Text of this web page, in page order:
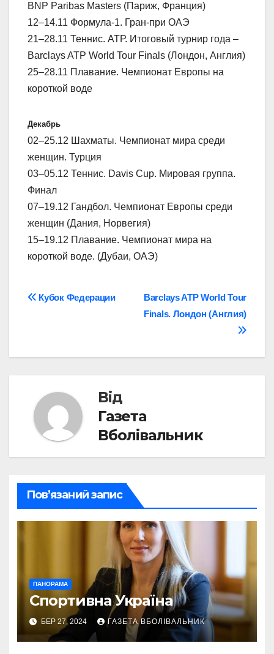
BNP Paribas Masters (Париж, Франция)
12–14.11 Формула-1. Гран-при ОАЭ
21–28.11 Теннис. АТР. Итоговый турнир года –
Barclays ATP World Tour Finals (Лондон, Англия)
25–28.11 Плавание. Чемпионат Европы на
короткой воде
Декабрь
02–25.12 Шахматы. Чемпионат мира среди
женщин. Турция
03–05.12 Теннис. Davis Cup. Мировая группа.
Финал
07–19.12 Гандбол. Чемпионат Европы среди
женщин (Дания, Норвегия)
15–19.12 Плавание. Чемпионат мира на
короткой воде. (Дубаи, ОАЭ)
Навігація
Barclays ATP World Tour
Finals. Лондон (Англия)
Кубок Федерации
Від
Газета
Вболівальник
Пов’язаний запис
ПАНОРАМА
Спортивна Україна
БЕР 27, 2024 ГАЗЕТА ВБОЛІВАЛЬНИК